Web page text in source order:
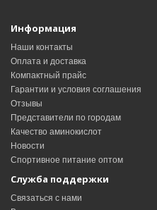
Информация
Наши контакты
Оплата и доставка
Компактный прайс
Гарантии и условия соглашения
Отзывы
Представители по городам
Качество аминокислот
Новости
Спортивное питание оптом
Служба поддержки
Связаться с нами